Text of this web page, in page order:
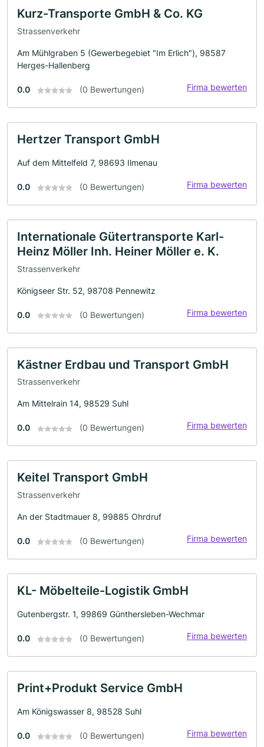
Kurz-Transporte GmbH & Co. KG
Strassenverkehr
Am Mühlgraben 5 (Gewerbegebiet "Im Erlich"), 98587
Herges-Hallenberg
0.0 (0 Bewertungen) Firma bewerten
Hertzer Transport GmbH
Auf dem Mittelfeld 7, 98693 Ilmenau
0.0 (0 Bewertungen) Firma bewerten
Internationale Gütertransporte Karl-
Heinz Möller Inh. Heiner Möller e. K.
Strassenverkehr
Königseer Str. 52, 98708 Pennewitz
0.0 (0 Bewertungen) Firma bewerten
Kästner Erdbau und Transport GmbH
Strassenverkehr
Am Mittelrain 14, 98529 Suhl
0.0 (0 Bewertungen) Firma bewerten
Keitel Transport GmbH
Strassenverkehr
An der Stadtmauer 8, 99885 Ohrdruf
0.0 (0 Bewertungen) Firma bewerten
KL- Möbelteile-Logistik GmbH
Gutenbergstr. 1, 99869 Günthersleben-Wechmar
0.0 (0 Bewertungen) Firma bewerten
Print+Produkt Service GmbH
Am Königswasser 8, 98528 Suhl
0.0 (0 Bewertungen) Firma bewerten